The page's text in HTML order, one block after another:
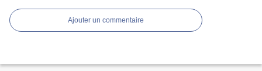
Ajouter un commentaire